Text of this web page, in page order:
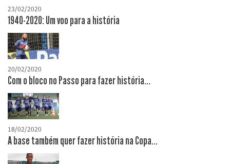
23/02/2020
1940-2020: Um voo para a história
20/02/2020
Com o bloco no Passo para fazer história...
18/02/2020
A base também quer fazer história na Copa...